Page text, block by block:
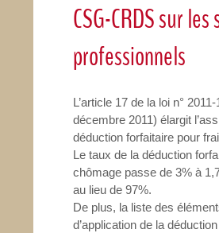
CSG-CRDS sur
professionnels
L’article 17 de la loi n°
décembre 2011) élargit
déduction forfaitaire pour
Le taux de la déduction
chômage passe de 3% à
au lieu de 97%.
De plus, la liste des
d’application de la